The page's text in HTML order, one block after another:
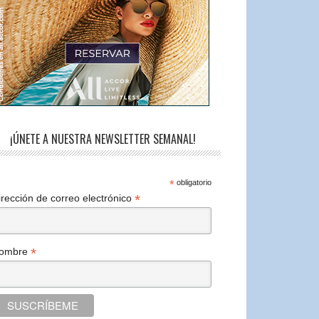
¡ÚNETE A NUESTRA NEWSLETTER SEMANAL!
* obligatorio
de correo electrónico *
*